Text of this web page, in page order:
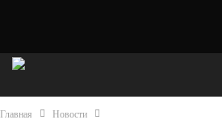
Главная Новости